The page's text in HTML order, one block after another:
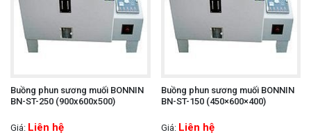
Buồng phun sương muối BONNIN
BN-ST-250 (900x600x500)
Giá: Liên hệ
Buồng phun sương muối BONNIN
BN-ST-150 (450×600×400)
Giá: Liên hệ